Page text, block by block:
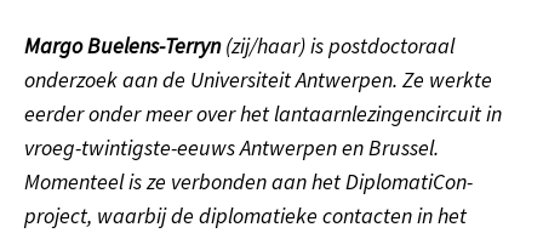
Margo Buelens-Terryn(zij/haar) is postdoctoraal
onderzoek aan de Universiteit Antwerpen. Ze werkte
eerder onder meer over het lantaarnlezingencircuit in
vroeg-twintigste-eeuws Antwerpen en Brussel.
Momenteel is ze verbonden aan het DiplomatiCon-
project, waarbij de diplomatieke contacten in het